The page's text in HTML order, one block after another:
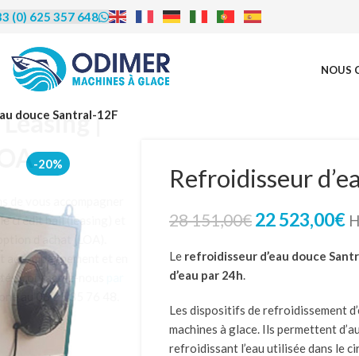
| Leasing |
LOA
proposons de vous accompagner
le crédit bail (leasing) et
avec option d’achat (LOA).
de cet accompagnement et en
les modalités, contactez-nouspar
par téléphone au 06 25 35 76 48.
(0) 625 357 648
NOUS
douce Santral-12F
-20% Refroidisseur
28 151,00€ 22 523,00€
Le refroidisseur d’eau douce
d’eau par 24h.
Les dispositifs de refroidissement
machines à glace. Ils permettent
refroidissant l’eau utilisée dans le